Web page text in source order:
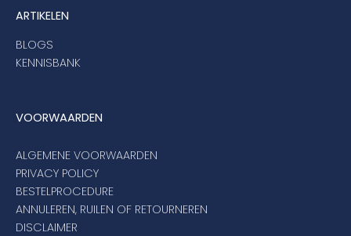
ARTIKELEN
BLOGS
KENNISBANK
VOORWAARDEN
ALGEMENE VOORWAARDEN
PRIVACY POLICY
BESTELPROCEDURE
ANNULEREN, RUILEN OF RETOURNEREN
DISCLAIMER